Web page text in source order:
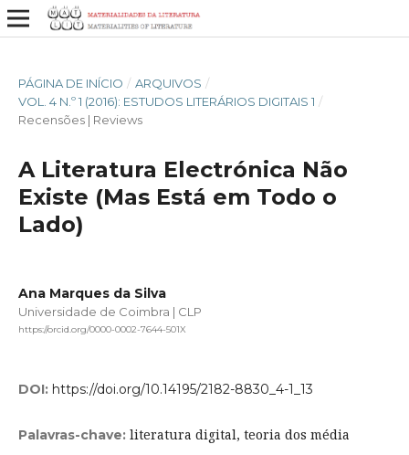
PÁGINA DE INÍCIO / ARQUIVOS /
VOL. 4 N.º 1 (2016): ESTUDOS LITERÁRIOS DIGITAIS 1 /
Recensões | Reviews
A Literatura Electrónica Não
Existe (Mas Está em Todo o
Lado)
Ana Marques da Silva
Universidade de Coimbra | CLP
https://orcid.org/0000-0002-7644-501X
DOI: https://doi.org/10.14195/2182-8830_4-1_13
Palavras-chave: literatura digital, teoria dos média